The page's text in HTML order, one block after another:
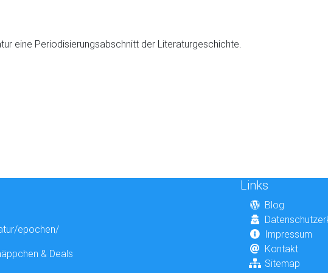
eine Periodisierungsabschnitt der Literaturgeschichte.
epochen/
& Deals
Links
Blog
Impressum
Kontakt
Sitemap